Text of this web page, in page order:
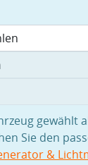
gewählt
Sie den
&